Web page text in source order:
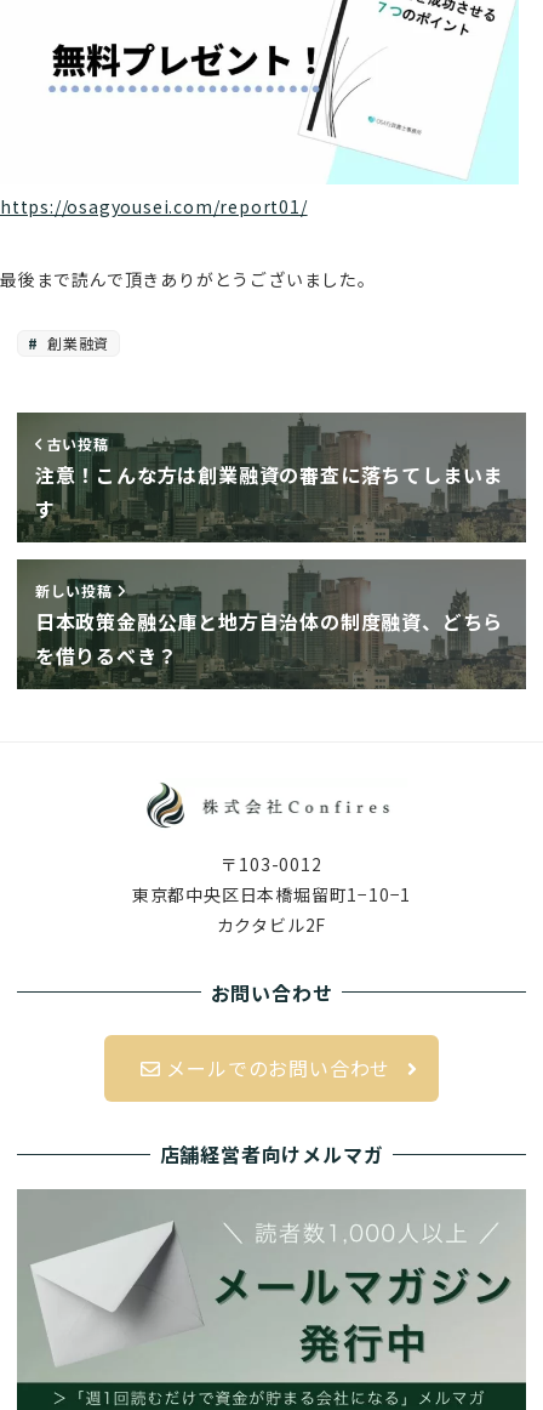
https://osagyousei.com/report01/
最後まで読んで頂きありがとうございました。
創業融資
古い投稿
注意！こんな方は創業融資の審査に落ちてしまいま
す
新しい投稿
日本政策金融公庫と地方自治体の制度融資、どちら
を借りるべき？
〒103-0012
東京都中央区日本橋堀留町1−10−1
カクタビル2F
お問い合わせ
メールでのお問い合わせ
店舗経営者向けメルマガ